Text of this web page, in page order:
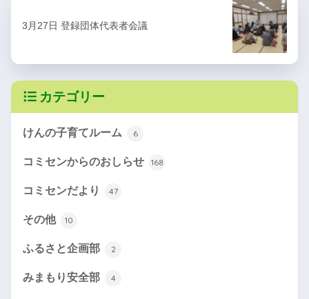
3月27日 登録団体代表者会議
カテゴリー
けんの子育てルーム 6
コミセンからのおしらせ 168
コミセンだより 47
その他 10
ふるさと企画部 2
みまもり安全部 4